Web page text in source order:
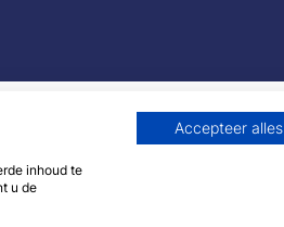
inhoud te
u de
Accepteer alles